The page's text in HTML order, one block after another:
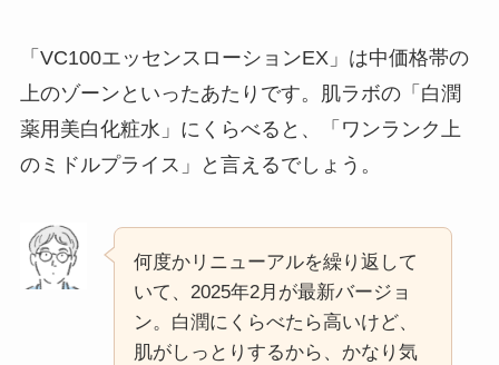
「VC100エッセンスローションEX」は中価格帯の
上のゾーンといったあたりです。肌ラボの「白潤
薬用美白化粧水」にくらべると、「ワンランク上
のミドルプライス」と言えるでしょう。
何度かリニューアルを繰り返して
いて、2025年2月が最新バージョ
ン。白潤にくらべたら高いけど、
肌がしっとりするから、かなり気